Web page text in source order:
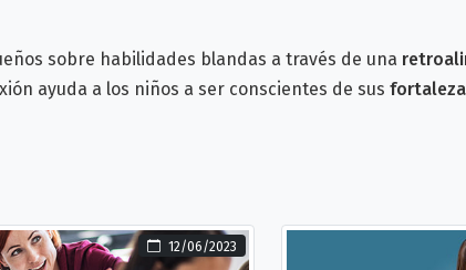
sobre habilidades blandas a través de una
ayuda a los niños a ser conscientes de sus
12/06/2023